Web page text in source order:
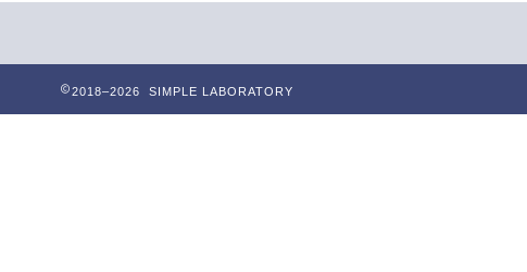
2018–2026 SIMPLE LABORATORY